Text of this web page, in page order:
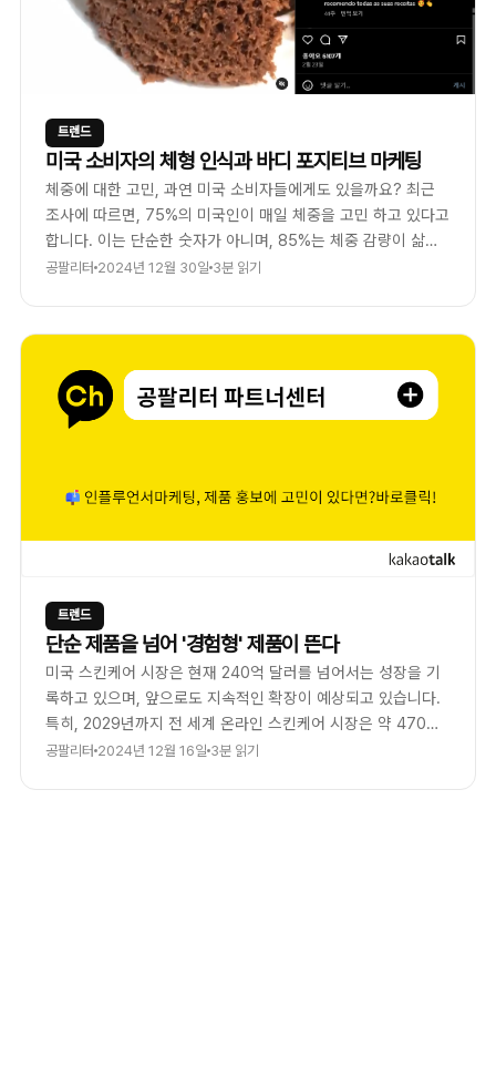
트렌드
미국 소비자의 체형 인식과 바디 포지티브 마케팅
체중에 대한 고민, 과연 미국 소비자들에게도 있을까요? 최근
조사에 따르면, 75%의 미국인이 매일 체중을 고민 하고 있다고
합니다. 이는 단순한 숫자가 아니며, 85%는 체중 감량이 삶을
바꾸는데 큰 영향을 끼칠것이라고 믿고 있습니다.
공팔리터 2024년 12월 30일 3분 읽기
트렌드
단순 제품을 넘어 '경험형' 제품이 뜬다
미국 스킨케어 시장은 현재 240억 달러를 넘어서는 성장을 기
록하고 있으며, 앞으로도 지속적인 확장이 예상되고 있습니다.
특히, 2029년까지 전 세계 온라인 스킨케어 시장은 약 470억
달러규모로 전망 되고 있는데요.
공팔리터 2024년 12월 16일 3분 읽기